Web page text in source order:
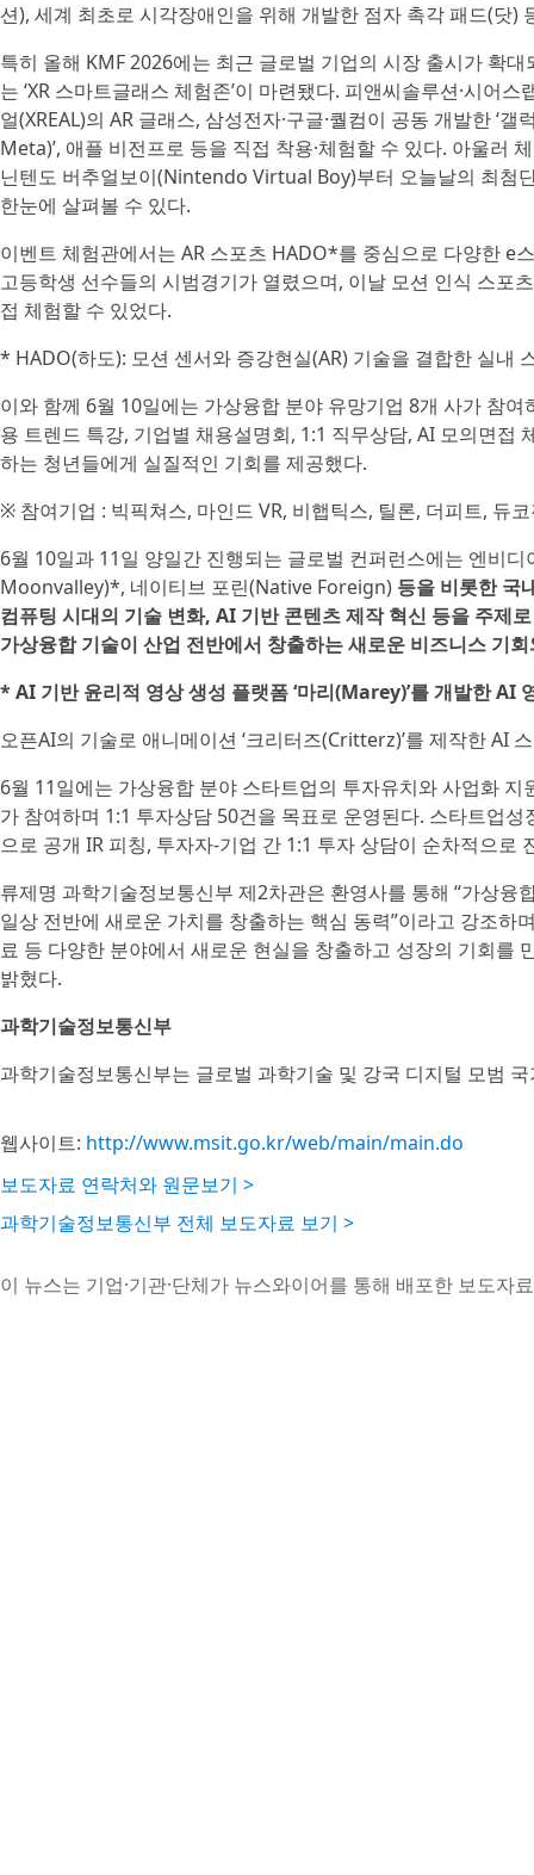
션), 세계 최초로 시각장애인을 위해 개발한 점자 촉각 패드(닷)
특히 올해 KMF 2026에는 최근 글로벌 기업의 시장 출시가 확
는 ‘XR 스마트글래스 체험존’이 마련됐다. 피앤씨솔루션·시어
얼(XREAL)의 AR 글래스, 삼성전자·구글·퀄컴이 공동 개발한 ‘
Meta)’, 애플 비전프로 등을 직접 착용·체험할 수 있다. 아울러
닌텐도 버추얼보이(Nintendo Virtual Boy)부터 오늘날의 최첨
한눈에 살펴볼 수 있다.
이벤트 체험관에서는 AR 스포츠 HADO*를 중심으로 다양한 e
고등학생 선수들의 시범경기가 열렸으며, 이날 모션 인식 스포
접 체험할 수 있었다.
* HADO(하도): 모션 센서와 증강현실(AR) 기술을 결합한 실내
이와 함께 6월 10일에는 가상융합 분야 유망기업 8개 사가 참여
용 트렌드 특강, 기업별 채용설명회, 1:1 직무상담, AI 모의면접
하는 청년들에게 실질적인 기회를 제공했다.
※ 참여기업 : 빅픽쳐스, 마인드 VR, 비햅틱스, 틸론, 더피트, 듀
6월 10일과 11일 양일간 진행되는 글로벌 컨퍼런스에는 엔비
Moonvalley)*, 네이티브 포린(Native Foreign) 등을 비롯한 국
컴퓨팅 시대의 기술 변화, AI 기반 콘텐츠 제작 혁신 등을 주제
가상융합 기술이 산업 전반에서 창출하는 새로운 비즈니스 기
* AI 기반 윤리적 영상 생성 플랫폼 ‘마리(Marey)’를 개발한 AI
오픈AI의 기술로 애니메이션 ‘크리터즈(Critterz)’를 제작한 AI
6월 11일에는 가상융합 분야 스타트업의 투자유치와 사업화
가 참여하며 1:1 투자상담 50건을 목표로 운영된다. 스타트업
으로 공개 IR 피칭, 투자자-기업 간 1:1 투자 상담이 순차적으로
류제명 과학기술정보통신부 제2차관은 환영사를 통해 “가상
일상 전반에 새로운 가치를 창출하는 핵심 동력”이라고 강조하
료 등 다양한 분야에서 새로운 현실을 창출하고 성장의 기회를
밝혔다.
과학기술정보통신부
과학기술정보통신부는 글로벌 과학기술 및 강국 디지털 모범
웹사이트: http://www.msit.go.kr/web/main/main.do
보도자료 연락처와 원문보기 >
과학기술정보통신부 전체 보도자료 보기 >
이 뉴스는 기업·기관·단체가 뉴스와이어를 통해 배포한 보도자